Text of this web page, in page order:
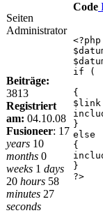
Seiten
Administrator
Beiträge:
3813
Registriert
am: 04.10.08
Fusioneer: 17
years 10
months 0
weeks 1 days
20 hours 58
minutes 27
seconds
Code
<?php
if ( (
(
{
}
else
{
}
?>